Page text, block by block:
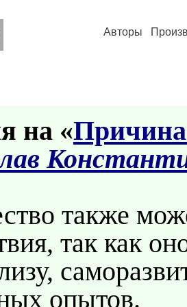
Авторы
на «Причина
также
так как
опытов.